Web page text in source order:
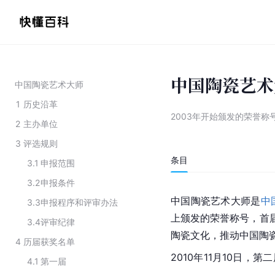
中国陶瓷艺术大师
1 历史沿革
2 主办单位
3 评选规则
3.1 申报范围
3.2申报条件
3.3申报程序和评审办法
3.4评审纪律
4 历届获奖名单
4.1 第一届
中国陶瓷艺
2003年开始颁发的荣誉称
条目
中国陶瓷艺术大师是中
上颁发的荣誉称号，
陶瓷文化，推动中国陶
2010年11月10日，第